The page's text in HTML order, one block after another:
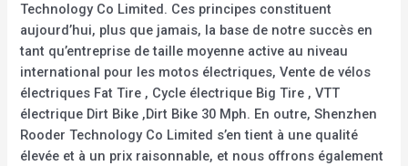
Technology Co Limited. Ces principes constituent
aujourd’hui, plus que jamais, la base de notre succès en
tant qu’entreprise de taille moyenne active au niveau
international pour les motos électriques, Vente de vélos
électriques Fat Tire , Cycle électrique Big Tire , VTT
électrique Dirt Bike ,Dirt Bike 30 Mph. En outre, Shenzhen
Rooder Technology Co Limited s’en tient à une qualité
élevée et à un prix raisonnable, et nous offrons également